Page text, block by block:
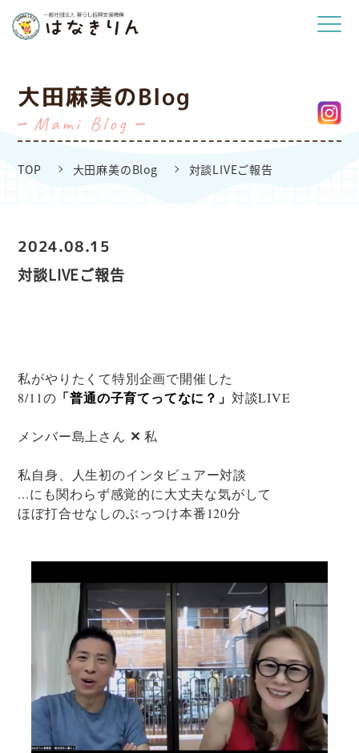
大田麻美のBlog
Mami Blog
TOP 大田麻美のBlog 対談LIVEご報告
2024.08.15
対談LIVEご報告
私がやりたくて特別企画で開催した
8/11の 「普通の子育てってなに？」 対談LIVE
メンバー島上さん ✕ 私
私自身、人生初のインタビュアー対談
...にも関わらず感覚的に大丈夫な気がして
ほぼ打合せなしのぶっつけ本番120分